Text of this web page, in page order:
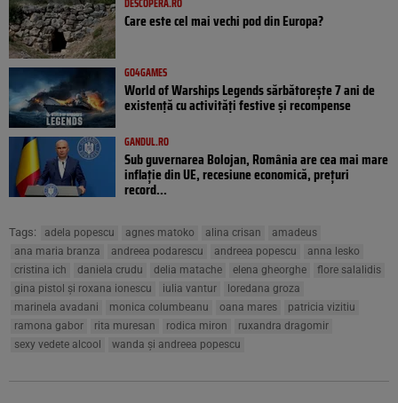
Care este cel mai vechi pod din Europa?
GO4GAMES
World of Warships Legends sărbătorește 7 ani de
existență cu activități festive și recompense
GANDUL.RO
Sub guvernarea Bolojan, România are cea mai mare
inflație din UE, recesiune economică, prețuri
record...
Tags: adela popescu agnes matoko alina crisan
amadeus
ana maria branza
andreea podarescu andreea popescu
anna lesko
cristina ich
daniela crudu delia matache elena gheorghe
flore salalidis
gina pistol și roxana ionescu
iulia vantur
loredana groza
marinela avadani
monica columbeanu oana mares
patricia vizitiu
ramona gabor
rita muresan rodica miron
ruxandra dragomir
sexy vedete alcool
wanda și andreea popescu